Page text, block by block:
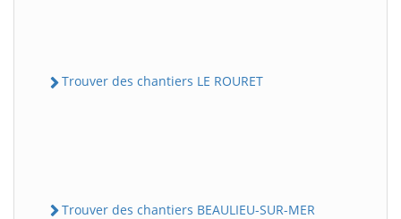
Trouver des chantiers LE ROURET
Trouver des chantiers BEAULIEU-SUR-MER